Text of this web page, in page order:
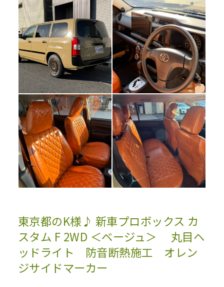
東京都のK様♪ 新車プロボックス カ
スタム F 2WD ＜ベージュ＞ 丸目ヘ
ッドライト 防音断熱施工 オレン
ジサイドマーカー